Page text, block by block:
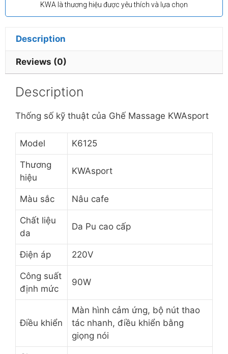
KWA là thương hiệu được yêu thích và lựa chọn
Description
Reviews (0)
Description
Thống số kỹ thuật của Ghế Massage KWAsport
Model K6125
Thương
hiệu
KWAsport
Màu sắc Nâu cafe
Chất liệu
da
Da Pu cao cấp
Điện áp 220V
Công suất
định mức
90W
Điều khiển
Màn hình cảm ứng, bộ nút thao
tác nhanh, điều khiển bằng
giọng nói